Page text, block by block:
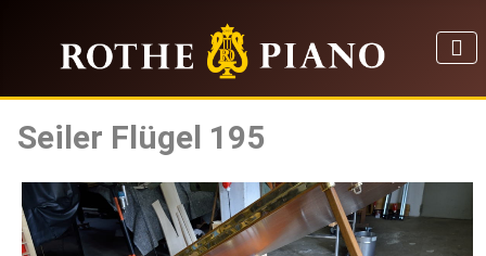
Seiler Flügel 195